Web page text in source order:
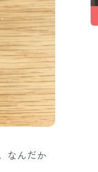
なんだか